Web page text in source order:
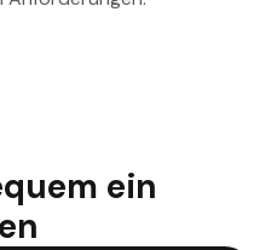
ein